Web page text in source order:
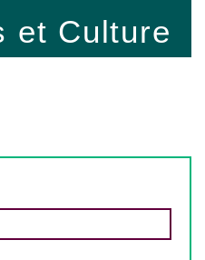
et Culture